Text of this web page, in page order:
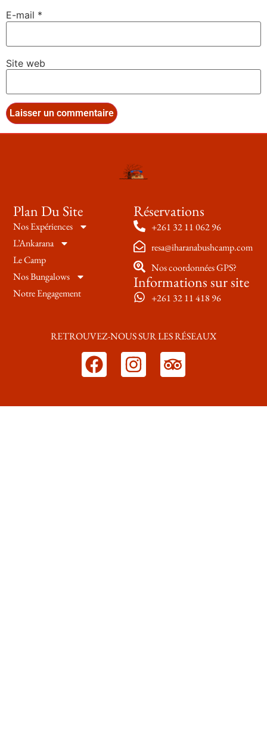
E-mail *
Site web
Plan Du Site
Nos Expériences
L’Ankarana
Le Camp
Nos Bungalows
Notre Engagement
Réservations
+261 32 11 062 96
resa@iharanabushcamp.com
Nos coordonnées GPS?
Informations sur site
+261 32 11 418 96
RETROUVEZ-NOUS SUR LES RÉSEAUX